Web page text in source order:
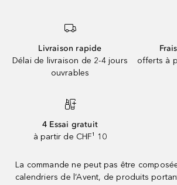
Livraison rapide
Délai de livraison de 2-4 jours
ouvrables
offerts à
4 Essai gratuit
à partir de CHF¹ 10
La commande ne peut pas être
calendriers de l’Avent, de produits